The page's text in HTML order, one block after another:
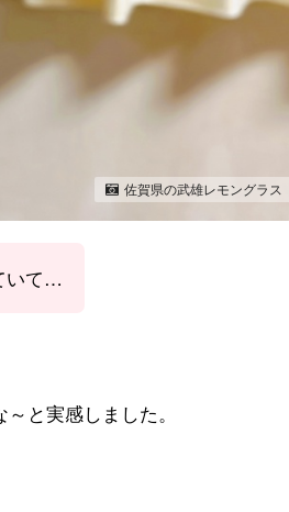
佐賀県の武雄レモングラス
いて…
と実感しました。